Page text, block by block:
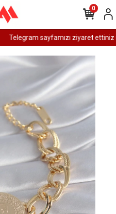
Telegram sayfamızı ziyaret ettiniz
0